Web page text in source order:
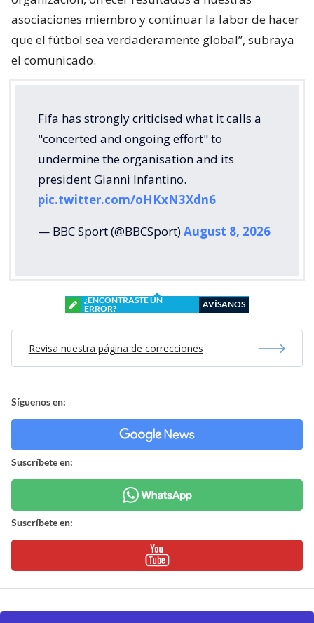
asociaciones miembro y continuar la labor de hacer
que el fútbol sea verdaderamente global”, subraya
el comunicado.
Fifa has strongly criticised what it calls a
"concerted and ongoing effort" to
undermine the organisation and its
president Gianni Infantino.
pic.twitter.com/oHKxN3Xdn6
— BBC Sport (@BBCSport)August 8, 2026
¿ENCONTRASTE UN
ERROR?
AVÍSANOS
Revisa nuestra página de correcciones
Síguenos en:
Suscríbete en:
Suscríbete en: